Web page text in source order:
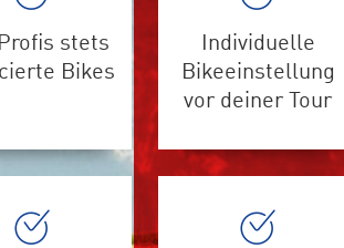
stets
Bikes
Individuelle
Bikeeinstellung
vor deiner Tour